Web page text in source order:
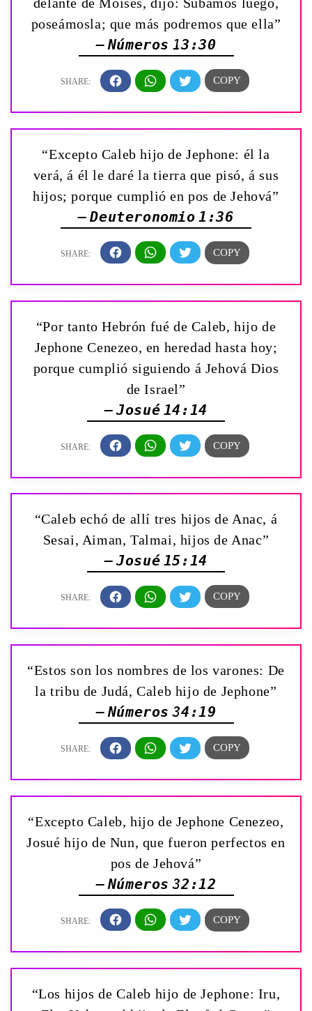
poseámosla; que más podremos que ella”
— Números 13:30
“Excepto Caleb hijo de Jephone: él la
verá, á él le daré la tierra que pisó, á sus
hijos; porque cumplió en pos de Jehová”
— Deuteronomio 1:36
“Por tanto Hebrón fué de Caleb, hijo de
Jephone Cenezeo, en heredad hasta hoy;
porque cumplió siguiendo á Jehová Dios
de Israel”
— Josué 14:14
“Caleb echó de allí tres hijos de Anac, á
Sesai, Aiman, Talmai, hijos de Anac”
— Josué 15:14
“Estos son los nombres de los varones: De
la tribu de Judá, Caleb hijo de Jephone”
— Números 34:19
“Excepto Caleb, hijo de Jephone Cenezeo,
Josué hijo de Nun, que fueron perfectos en
pos de Jehová”
— Números 32:12
“Los hijos de Caleb hijo de Jephone: Iru,